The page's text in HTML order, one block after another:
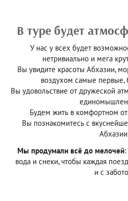
В туре будет
У нас у всех будет
нетривиально и мега
Вы увидите красоты Абхазии,
воздухом самые первые,
Вы удовольствие от дружеской
Будем жить в комфортном
Вы познакомитесь с
Мы продумали всё до мелочей:
вода и снеки, чтобы каждая
и с